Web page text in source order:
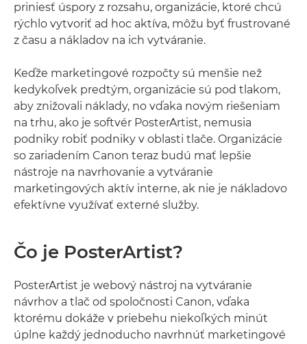
priniesť úspory z rozsahu, organizácie, ktoré chcú
rýchlo vytvoriť ad hoc aktíva, môžu byť frustrované
z času a nákladov na ich vytváranie.
Keďže marketingové rozpočty sú menšie než
kedykoľvek predtým, organizácie sú pod tlakom,
aby znižovali náklady, no vďaka novým riešeniam
na trhu, ako je softvér PosterArtist, nemusia
podniky robiť podniky v oblasti tlače. Organizácie
so zariadením Canon teraz budú mať lepšie
nástroje na navrhovanie a vytváranie
marketingových aktív interne, ak nie je nákladovo
efektívne využívať externé služby.
Čo je PosterArtist?
PosterArtist je webový nástroj na vytváranie
návrhov a tlač od spoločnosti Canon, vďaka
ktorému dokáže v priebehu niekoľkých minút
úplne každý jednoducho navrhnúť marketingové